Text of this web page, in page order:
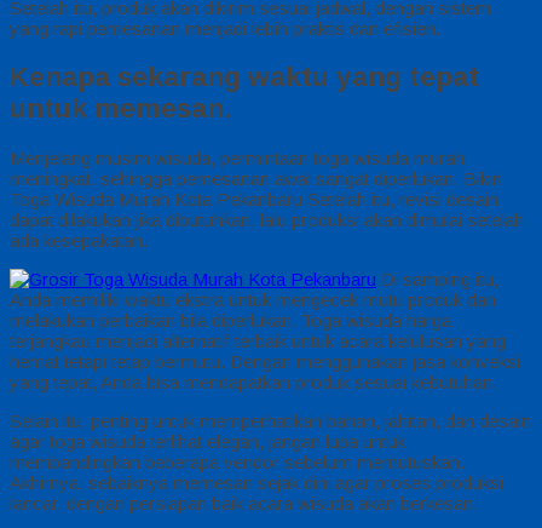
Setelah itu, produk akan dikirim sesuai jadwal, dengan sistem
yang rapi pemesanan menjadi lebih praktis dan efisien.
Kenapa sekarang waktu yang tepat
untuk memesan.
Menjelang musim wisuda, permintaan toga wisuda murah
meningkat, sehingga pemesanan awal sangat diperlukan. Bikin
Toga Wisuda Murah Kota Pekanbaru Setelah itu, revisi desain
dapat dilakukan jika dibutuhkan, lalu produksi akan dimulai setelah
ada kesepakatan.
Di samping itu,
Anda memiliki waktu ekstra untuk mengecek mutu produk dan
melakukan perbaikan bila diperlukan. Toga wisuda harga
terjangkau menjadi alternatif terbaik untuk acara kelulusan yang
hemat tetapi tetap bermutu. Dengan menggunakan jasa konveksi
yang tepat, Anda bisa mendapatkan produk sesuai kebutuhan.
Selain itu, penting untuk memperhatikan bahan, jahitan, dan desain
agar toga wisuda terlihat elegan, jangan lupa untuk
membandingkan beberapa vendor sebelum memutuskan.
Akhirnya, sebaiknya memesan sejak dini agar proses produksi
lancar, dengan persiapan baik acara wisuda akan berkesan.